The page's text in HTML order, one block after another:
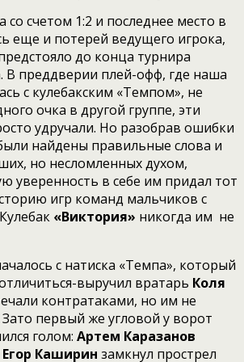
со счетом 1:2 и последнее место в
еще и потерей ведущего игрока,
до конца турнира
преддверии плей-офф, где наша
с кулебакским «Темпом», не
очка в другой группе, эти
удручали. Но разобрав ошибки
найдены правильные слова и
но несломленных духом,
уверенность в себе им придал тот
игр команд мальчиков с
«Виктория» никогда им не
с натиска «Темпа», который
выручил вратарь Коля
контратаками, но им не
первый же угловой у ворот
голом: Артем Каразанов
Каширин замкнул прострел